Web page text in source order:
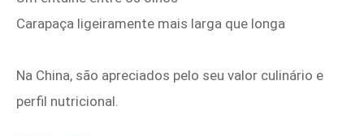
Carapaça ligeiramente mais larga que longa
Na China, são apreciados pelo seu valor culinário e
perfil nutricional.